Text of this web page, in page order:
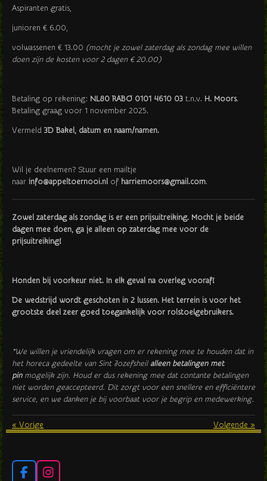
Aspiranten gratis,
junioren € 6.00,
volwassenen € 13.00 (mocht je zowel zaterdag als zondag mee willen
doen zijn de kosten voor 2 dagen € 20.00)
Betaling op rekening: NL80 RABO 0101 4610 03 t.n.v. H. Moors.
Betaling graag voor 1 november 2025.
Vermeld 3D Bakel, datum en naam/namen.
Wil je deelnemen? Stuur een mailtje
naar info@appeltoernooi.nl of harriemoors@gmail.com.
Zowel zaterdag als zondag is er een prijsuitreiking. Mocht je beide
dagen mee doen, ga je alleen op zaterdag mee voor de
prijsuitreiking!
Honden bij voorkeur niet. In elk geval na overleg vooraf!
De wedstrijd wordt geschoten in 2 lussen. Het terrein is voor het
grootste deel zeer goed toegankelijk voor rolstoelgebruikers.
*We willen je vriendelijk vragen om er rekening mee te houden dat in
het horeca gedeelte van Sint Jozefsheil alleen betalingen met
pinmogelijk zijn. Houd er dus rekening mee dat contante betalingen
niet worden geaccepteerd. Dit zorgt voor een snellere en efficiëntere
service, en we danken je bij voorbaat voor je begrip en medewerking.
« Vorige Volgende »
F I